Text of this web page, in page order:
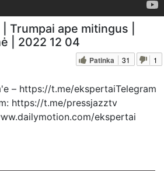
Trumpai ape mitingus |
| 2022 12 04
Patinka 31 1
– https://t.me/ekspertaiTelegram
https://t.me/pressjazztv
ekspertai